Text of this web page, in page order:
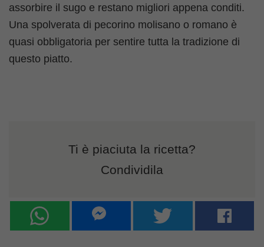
assorbire il sugo e restano migliori appena conditi.
Una spolverata di pecorino molisano o romano è
quasi obbligatoria per sentire tutta la tradizione di
questo piatto.
Ti è piaciuta la ricetta?
Condividila